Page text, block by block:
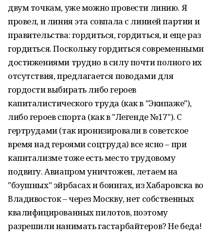
двум точкам, уже можно провести линию. Я
провел, и линия эта совпала с линией партии и
правительства: гордиться, гордиться, и еще раз
гордиться. Поскольку гордиться современными
достижениями трудно в силу почти полного их
отсутствия, предлагается поводами для
гордости выбирать либо героев
капиталистического труда (как в "Экипаже"),
либо героев спорта (как в "Легенде №17"). С
гертрудами (так иронизировали в советское
время над героями соцтруда) все ясно – при
капитализме тоже есть место трудовому
подвигу. Авиапром уничтожен, летаем на
"бэушных" эйрбасах и боингах, из Хабаровска во
Владивосток – через Москву, нет собственных
квалифицированных пилотов, поэтому
разрешили нанимать гастарбайтеров? Не беда!